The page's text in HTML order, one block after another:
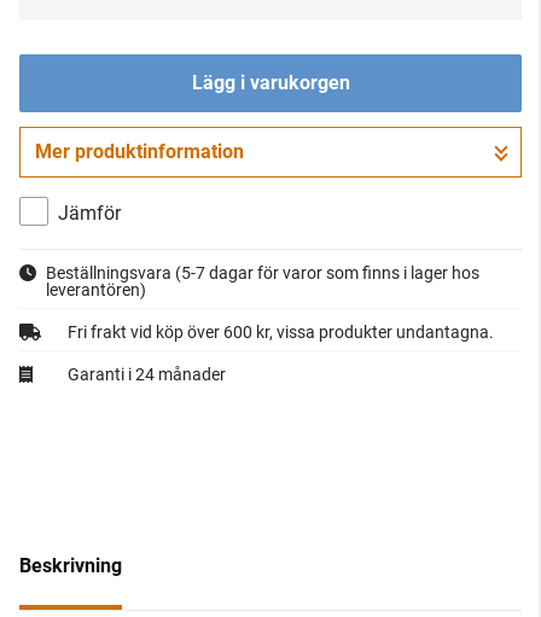
Lägg i varukorgen
Gå till kassan
Mer produktinformation
Jämför
Beställningsvara (5-7 dagar för varor som finns i lager hos
leverantören)
Fri frakt vid köp över 600 kr, vissa produkter undantagna.
Garanti i 24 månader
Beskrivning